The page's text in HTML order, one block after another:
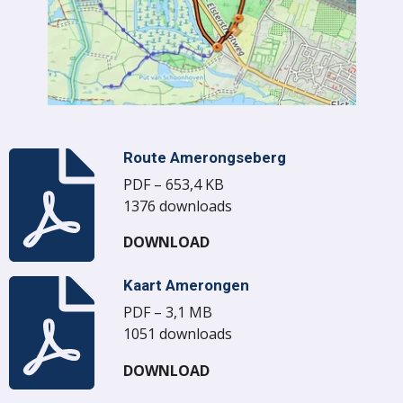
Route Amerongseberg
PDF – 653,4 KB
1376 downloads
DOWNLOAD
Kaart Amerongen
PDF – 3,1 MB
1051 downloads
DOWNLOAD